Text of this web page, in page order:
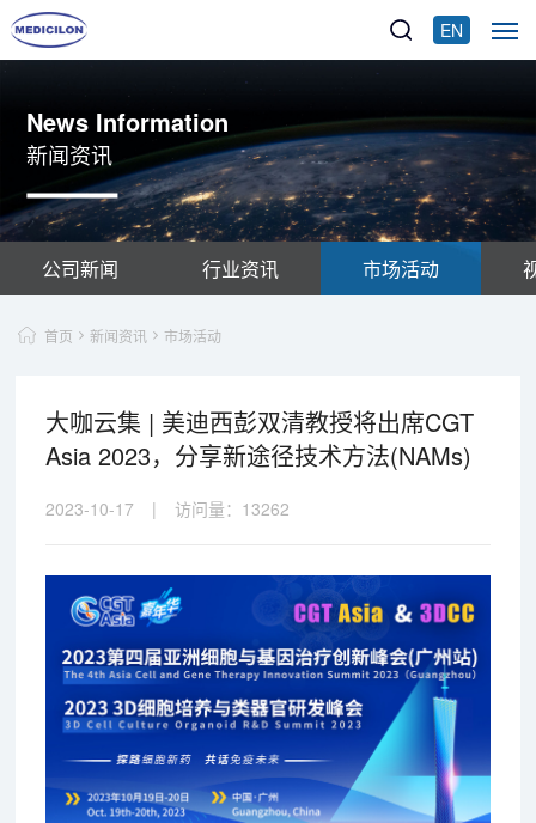
EN
News Information
新闻资讯
公司新闻 行业资讯 市场活动
首页 新闻资讯 市场活动
大咖云集 | 美迪西彭双清教授将出席CGT
Asia 2023，分享新途径技术方法(NAMs)
2023-10-17 | 访问量： 13262